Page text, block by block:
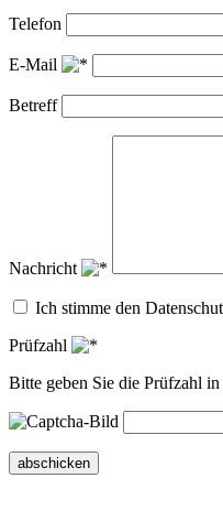
Telefon
E-Mail
Betreff
Nachricht
Ich stimme den
Prüfzahl
Bitte geben Sie die Prüfzahl in
abschicken